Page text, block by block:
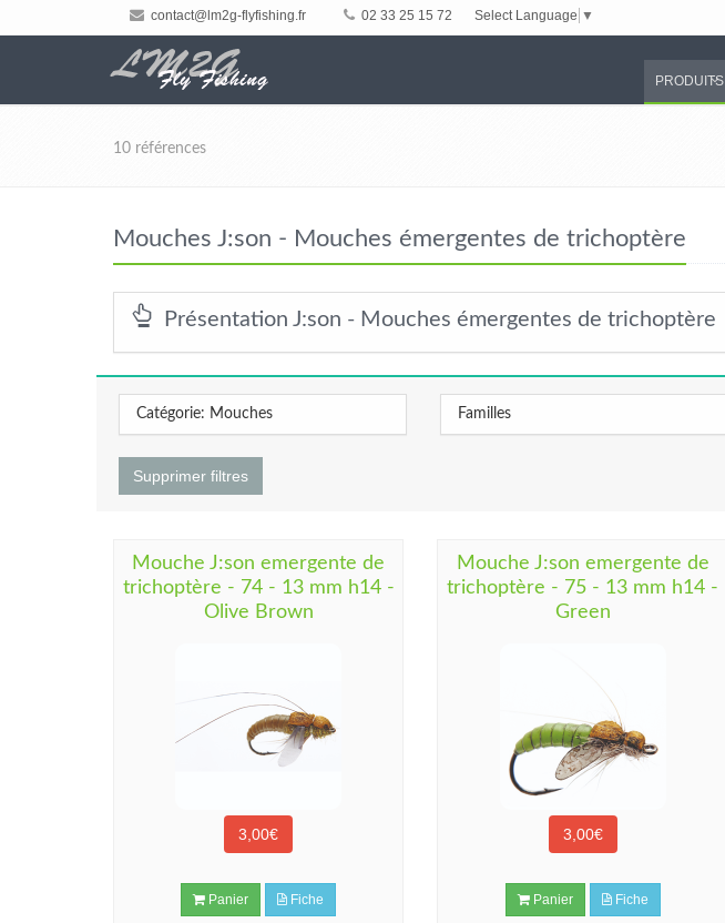
contact@lm2g-flyfishing.fr 02 33 25 15 72 Select Language ▼
PRODUITS
10 références
Mouches J:son - Mouches émergentes de trichoptère
Présentation J:son - Mouches émergentes de trichoptère
Catégorie: Mouches Familles
Supprimer filtres
Mouche J:son emergente de
trichoptère - 74 - 13 mm h14 -
Olive Brown
3,00€
Panier Fiche
Mouche J:son emergente de
trichoptère - 75 - 13 mm h14 -
Green
3,00€
Panier Fiche